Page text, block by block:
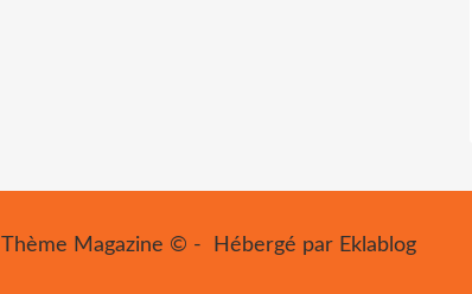
Thème Magazine © - Hébergé par Eklablog